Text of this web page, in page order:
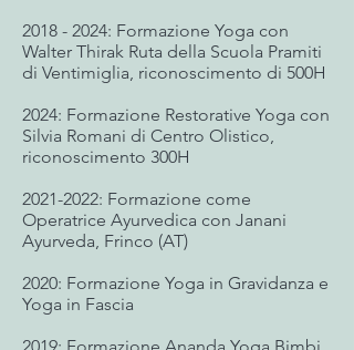
2018 - 2024: Formazione Yoga con
Walter Thirak Ruta della Scuola Pramiti
di Ventimiglia, riconoscimento di 500H
2024: Formazione Restorative Yoga con
Silvia Romani di Centro Olistico,
riconoscimento 300H
2021-2022: Formazione come
Operatrice Ayurvedica con Janani
Ayurveda, Frinco (AT)
2020: Formazione Yoga in Gravidanza e
Yoga in Fascia